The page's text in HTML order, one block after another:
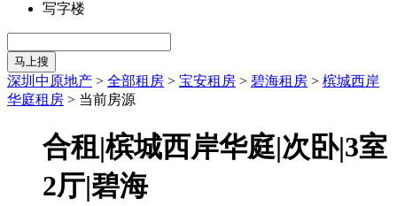
写字楼
马上搜
深圳中原地产 > 全部租房 > 宝安租房 > 碧海租房 > 槟城西岸
华庭租房 > 当前房源
合租|槟城西岸华庭|次卧|3室
2厅|碧海